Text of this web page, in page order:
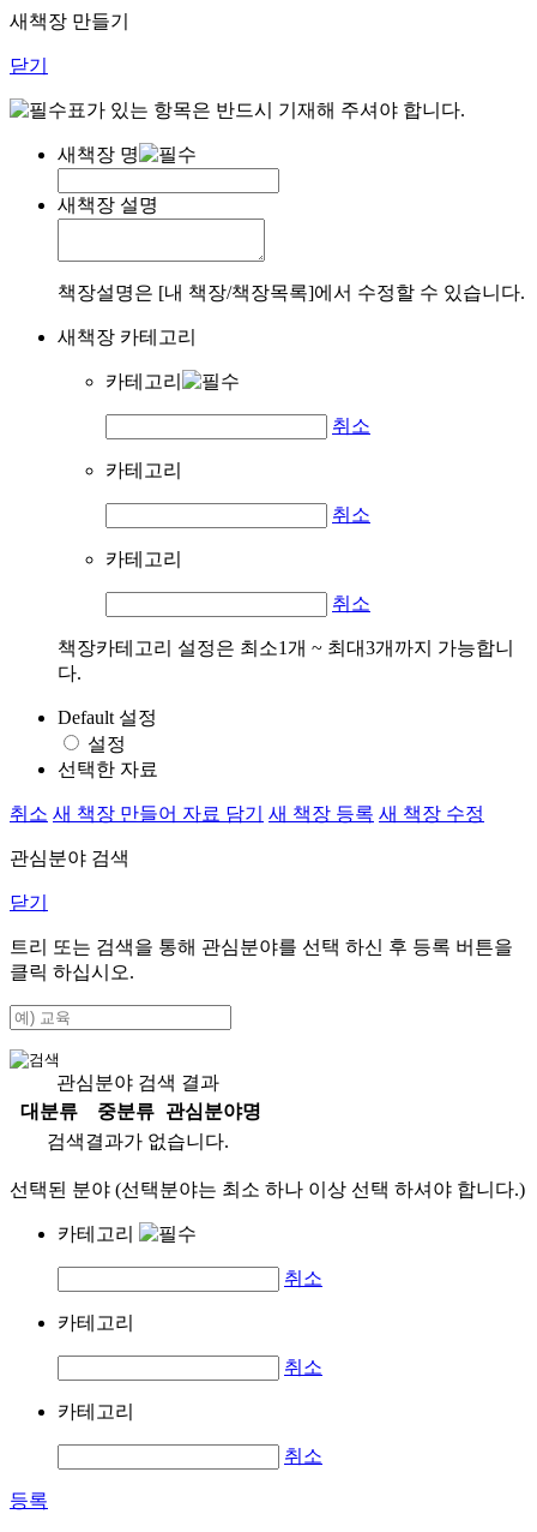
새책장 만들기
닫기
표가 있는 항목은 반드시 기재해 주셔야 합니다.
새책장 명
새책장 설명
책장설명은 [내 책장/책장목록]에서 수정할 수 있습니다.
새책장 카테고리
카테고리
취소
카테고리
취소
카테고리
취소
책장카테고리 설정은 최소1개 ~ 최대3개까지 가능합니
다.
Default 설정
설정
선택한 자료
취소 새 책장 만들어 자료 담기 새 책장 등록 새 책장 수정
관심분야 검색
닫기
트리 또는 검색을 통해 관심분야를 선택 하신 후 등록 버튼을
클릭 하십시오.
관심분야 검색 결과
대분류
중분류
관심분야명
검색결과가 없습니다.
선택된 분야 (선택분야는 최소 하나 이상 선택 하셔야 합니다.)
카테고리
취소
카테고리
취소
카테고리
취소
등록